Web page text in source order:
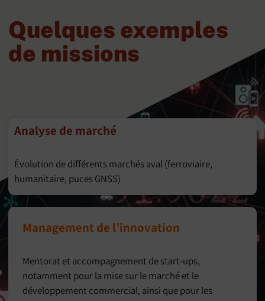
Quelques exemples
de missions
Analyse de marché
Évolution de différents marchés aval (ferroviaire,
humanitaire, puces GNSS)
Management de l’innovation
Mentorat et accompagnement de start-ups,
notamment pour la mise sur le marché et le
développement commercial, ainsi que pour les